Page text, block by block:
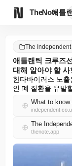
TheNote
The Independent
애틀랜틱 크루즈
대해 알아야 할 사
한타바이러스 노
인 폐 질환을 유발
The
thenote.app